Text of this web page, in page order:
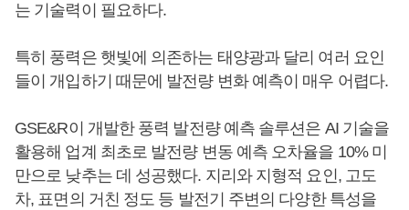
는 기술력이 필요하다.
특히 풍력은 햇빛에 의존하는 태양광과 달리 여러 요인
들이 개입하기 때문에 발전량 변화 예측이 매우 어렵다.
GSE&R이 개발한 풍력 발전량 예측 솔루션은 AI 기술을
활용해 업계 최초로 발전량 변동 예측 오차율을 10% 미
만으로 낮추는 데 성공했다. 지리와 지형적 요인, 고도
차, 표면의 거친 정도 등 발전기 주변의 다양한 특성을